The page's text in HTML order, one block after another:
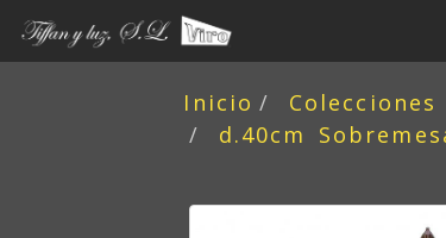
Inicio
d.40cm